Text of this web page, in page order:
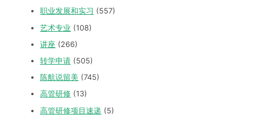
职业发展和实习 (557)
艺术专业 (108)
讲座 (266)
转学申请 (505)
陈航说留美 (745)
高管研修 (13)
高管研修项目速递 (5)